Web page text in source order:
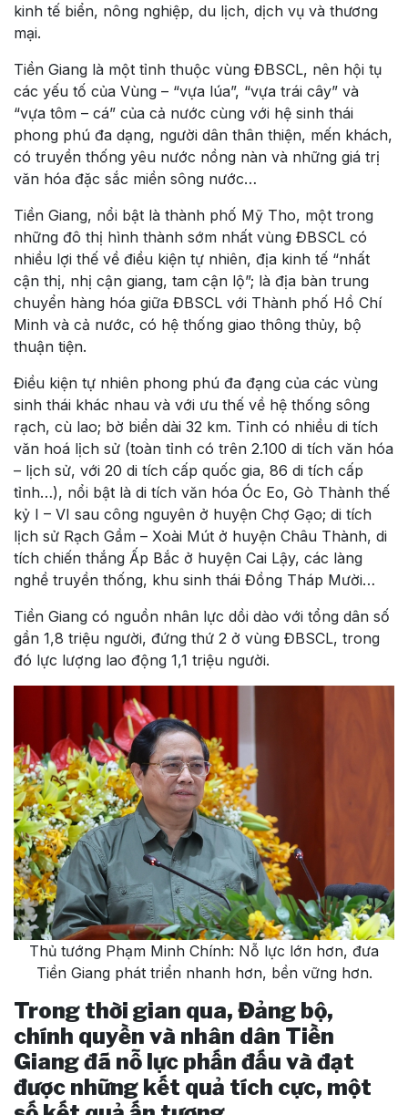
kinh tế biển, nông nghiệp, du lịch, dịch vụ và thương
mại.
Tiền Giang là một tỉnh thuộc vùng ĐBSCL, nên hội tụ
các yếu tố của Vùng – “vựa lúa”, “vựa trái cây” và
“vựa tôm – cá” của cả nước cùng với hệ sinh thái
phong phú đa dạng, người dân thân thiện, mến khách,
có truyền thống yêu nước nồng nàn và những giá trị
văn hóa đặc sắc miền sông nước…
Tiền Giang, nổi bật là thành phố Mỹ Tho, một trong
những đô thị hình thành sớm nhất vùng ĐBSCL có
nhiều lợi thế về điều kiện tự nhiên, địa kinh tế “nhất
cận thị, nhị cận giang, tam cận lộ”; là địa bàn trung
chuyển hàng hóa giữa ĐBSCL với Thành phố Hồ Chí
Minh và cả nước, có hệ thống giao thông thủy, bộ
thuận tiện.
Điều kiện tự nhiên phong phú đa đạng của các vùng
sinh thái khác nhau và với ưu thế về hệ thống sông
rạch, cù lao; bờ biển dài 32 km. Tỉnh có nhiều di tích
văn hoá lịch sử (toàn tỉnh có trên 2.100 di tích văn hóa
– lịch sử, với 20 di tích cấp quốc gia, 86 di tích cấp
tỉnh…), nổi bật là di tích văn hóa Óc Eo, Gò Thành thế
kỷ I – VI sau công nguyên ở huyện Chợ Gạo; di tích
lịch sử Rạch Gầm – Xoài Mút ở huyện Châu Thành, di
tích chiến thắng Ấp Bắc ở huyện Cai Lậy, các làng
nghề truyền thống, khu sinh thái Đồng Tháp Mười…
Tiền Giang có nguồn nhân lực dồi dào với tổng dân số
gần 1,8 triệu người, đứng thứ 2 ở vùng ĐBSCL, trong
đó lực lượng lao động 1,1 triệu người.
Thủ tướng Phạm Minh Chính: Nỗ lực lớn hơn, đưa
Tiền Giang phát triển nhanh hơn, bền vững hơn.
Trong thời gian qua, Đảng bộ,
chính quyền và nhân dân Tiền
Giang đã nỗ lực phấn đấu và đạt
được những kết quả tích cực, một